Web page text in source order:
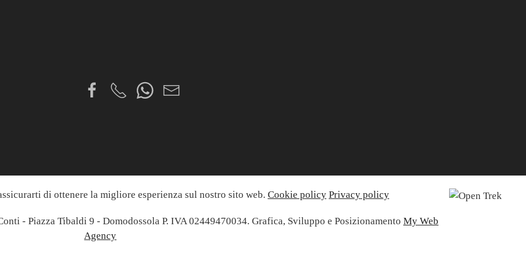
di ottenere la migliore esperienza sul nostro sito web. Cookie policy Privacy policy
- Piazza Tibaldi 9 - Domodossola P. IVA 02449470034. Grafica, Sviluppo e Posizionamento My Web
Agency